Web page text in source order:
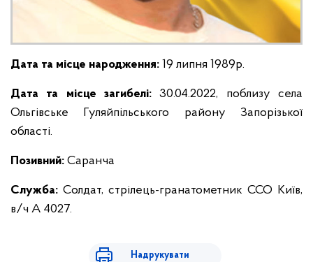
Дата та місце народження: 19 липня 1989р.
Дата та місце загибелі:30.04.2022, поблизу села
Ольгівське Гуляйпільського району Запорізької
області.
Позивний: Саранча
Служба: Солдат, стрілець-гранатометник ССО Київ,
в/ч А 4027.
Надрукувати